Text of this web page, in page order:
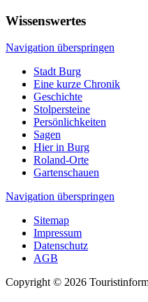
Wissenswertes
Navigation überspringen
Stadt Burg
Eine kurze Chronik
Geschichte
Stolpersteine
Persönlichkeiten
Sagen
Hier in Burg
Roland-Orte
Gartenschauen
Navigation überspringen
Sitemap
Impressum
Datenschutz
AGB
Copyright © 2026